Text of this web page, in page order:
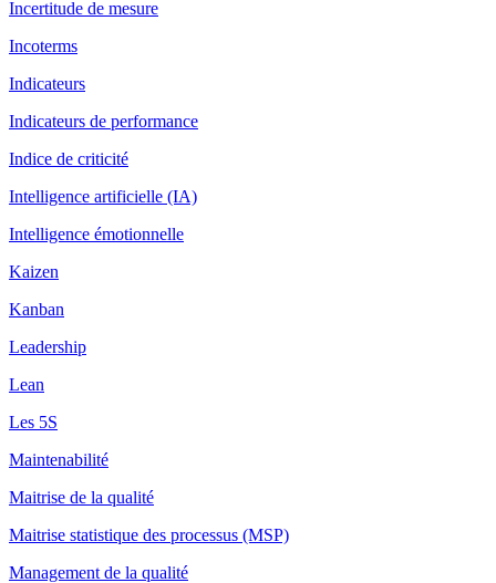
Incertitude de mesure
Incoterms
Indicateurs
Indicateurs de performance
Indice de criticité
Intelligence artificielle (IA)
Intelligence émotionnelle
Kaizen
Kanban
Leadership
Lean
Les 5S
Maintenabilité
Maitrise de la qualité
Maitrise statistique des processus (MSP)
Management de la qualité